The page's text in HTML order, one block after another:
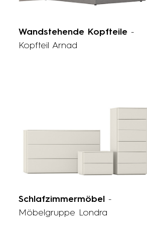
Wandstehende Kopfteile -
Kopfteil Arnad
Schlafzimmermöbel -
Möbelgruppe Londra